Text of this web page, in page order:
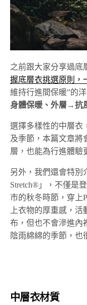
之前跟大家分享過底
握底層衣挑選原則，
維持行進間保暖”的洋
身體保暖、外層→抗
選擇多樣性的中層衣
及季節，本篇文章將
層，也能為行進體驗
另外，我們還會特別
Stretch®」，不僅是
市的秋冬時節，穿上
上衣物的厚重感，
布，但也不會滲進內
陰雨綿綿的季節，也
中層衣材質